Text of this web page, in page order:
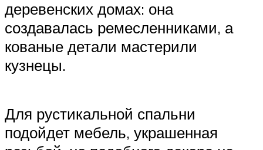
деревенских домах: она
создавалась ремесленниками, а
кованые детали мастерили
кузнецы.
Для рустикальной спальни
подойдет мебель, украшенная